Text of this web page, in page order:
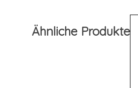
Ähnliche Produkte